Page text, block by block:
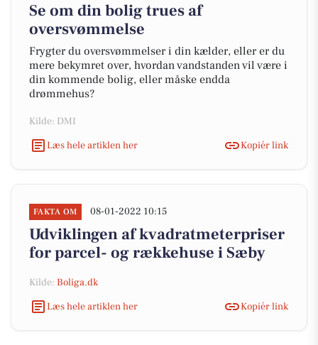
Se om din bolig trues af
oversvømmelse
Frygter du oversvømmelser i din kælder, eller er du
mere bekymret over, hvordan vandstanden vil være i
din kommende bolig, eller måske endda
drømmehus?
Kilde: DMI
Læs hele artiklen her
Kopiér link
FAKTA OM 08-01-2022 10:15
Udviklingen af kvadratmeterpriser
for parcel- og rækkehuse i Sæby
Kilde: Boliga.dk
Læs hele artiklen her
Kopiér link